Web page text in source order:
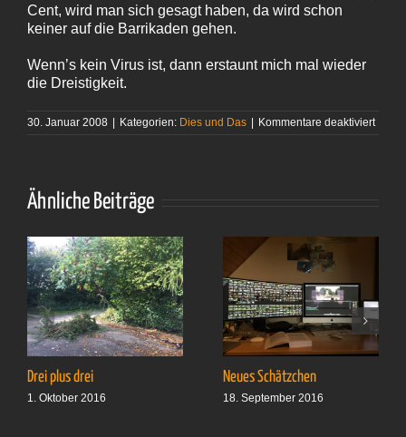
Cent, wird man sich gesagt haben, da wird schon
keiner auf die Barrikaden gehen.
Wenn’s kein Virus ist, dann erstaunt mich mal wieder
die Dreistigkeit.
30. Januar 2008 | Kategorien: Dies und Das | Kommentare deaktiviertfür
Ähnliche Beiträge
Drei plus drei
1. Oktober 2016
Neues Schätzchen
18. September 2016